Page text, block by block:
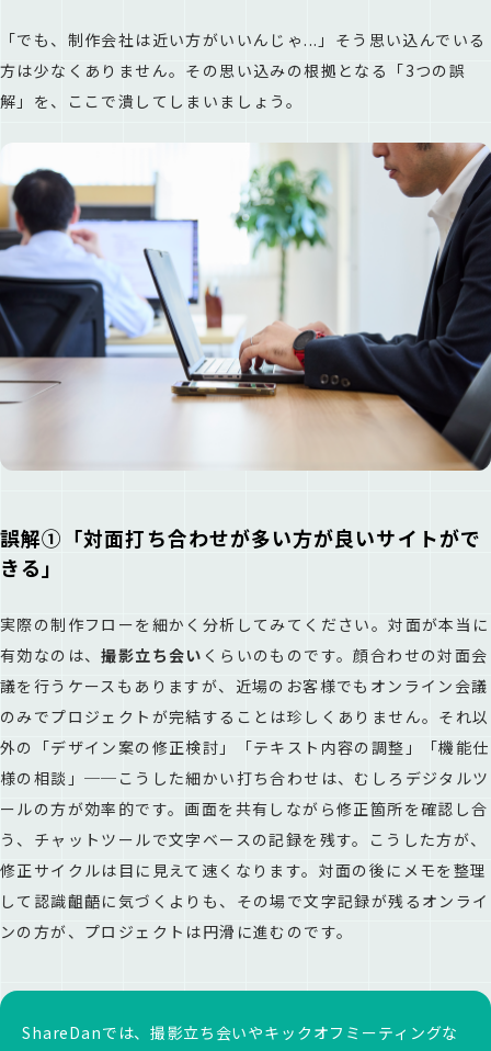
「でも、制作会社は近い方がいいんじゃ...」そう思い込んでいる
方は少なくありません。その思い込みの根拠となる「3つの誤
解」を、ここで潰してしまいましょう。
誤解①「対面打ち合わせが多い方が良いサイトがで
きる」
実際の制作フローを細かく分析してみてください。対面が本当に
有効なのは、撮影立ち会い くらいのものです。顔合わせの対面会
議を行うケースもありますが、近場のお客様でもオンライン会議
のみでプロジェクトが完結することは珍しくありません。それ以
外の「デザイン案の修正検討」「テキスト内容の調整」「機能仕
様の相談」──こうした細かい打ち合わせは、むしろデジタルツ
ールの方が効率的です。画面を共有しながら修正箇所を確認し合
う、チャットツールで文字ベースの記録を残す。こうした方が、
修正サイクルは目に見えて速くなります。対面の後にメモを整理
して認識齟齬に気づくよりも、その場で文字記録が残るオンライ
ンの方が、プロジェクトは円滑に進むのです。
ShareDanでは、撮影立ち会いやキックオフミーティングな